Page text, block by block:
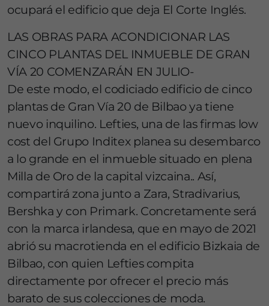
ocupará el edificio que deja El Corte Inglés.
LAS OBRAS PARA ACONDICIONAR LAS
CINCO PLANTAS DEL INMUEBLE DE GRAN
VÍA 20 COMENZARÁN EN JULIO-
De este modo, el codiciado edificio de cinco
plantas de Gran Vía 20 de Bilbao ya tiene
nuevo inquilino. Lefties, una de las firmas low
cost del Grupo Inditex planea su desembarco
a lo grande en el inmueble situado en plena
Milla de Oro de la capital vizcaina.. Así,
compartirá zona junto a Zara, Stradivarius,
Bershka y con Primark. Concretamente será
con la marca irlandesa, que en mayo de 2021
abrió su macrotienda en el edificio Bizkaia de
Bilbao, con quien Lefties compita
directamente por ofrecer el precio más
barato de sus colecciones de moda.